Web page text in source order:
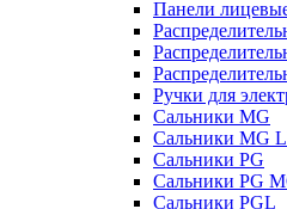
Панели
Ручки для
Сальники MG
Сальники MG
Сальники PG
Сальники PG
Сальники PGL